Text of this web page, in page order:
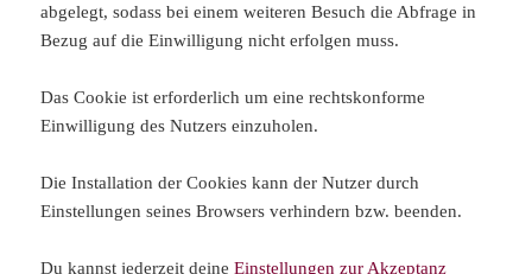
abgelegt, sodass bei einem weiteren Besuch die Abfrage in
Bezug auf die Einwilligung nicht erfolgen muss.
Das Cookie ist erforderlich um eine rechtskonforme
Einwilligung des Nutzers einzuholen.
Die Installation der Cookies kann der Nutzer durch
Einstellungen seines Browsers verhindern bzw. beenden.
Du kannst jederzeit deineEinstellungen zur Akzeptanz